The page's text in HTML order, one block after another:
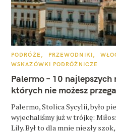
K
T
G
O
R
PODRÓŻE PRZEWODNIKI
WSKAZÓWKI PODRÓŻNICZE
Palermo – 10
których nie możesz
Palermo, Stolica Sycylii, było
wyjechaliśmy już w trójkę:
Lily. Był to dla mnie niezły